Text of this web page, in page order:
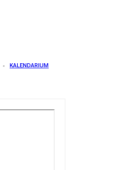
KALENDARIUM